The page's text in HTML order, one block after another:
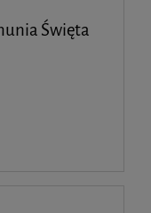
Święta